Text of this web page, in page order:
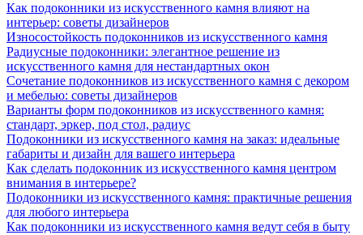
Как подоконники из искусственного камня влияют на
интерьер: советы дизайнеров
Износостойкость подоконников из искусственного камня
Радиусные подоконники: элегантное решение из
искусственного камня для нестандартных окон
Сочетание подоконников из искусственного камня с декором
и мебелью: советы дизайнеров
Варианты форм подоконников из искусственного камня:
стандарт, эркер, под стол, радиус
Подоконники из искусственного камня на заказ: идеальные
габариты и дизайн для вашего интерьера
Как сделать подоконник из искусственного камня центром
внимания в интерьере?
Подоконники из искусственного камня: практичные решения
для любого интерьера
Как подоконники из искусственного камня ведут себя в быту